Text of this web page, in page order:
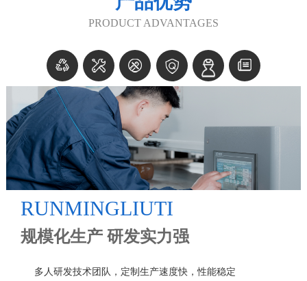
PRODUCT ADVANTAGES
RUNMINGLIUTI
规模化生产 研发实力强
多人研发技术团队，定制生产速度快，性能稳定